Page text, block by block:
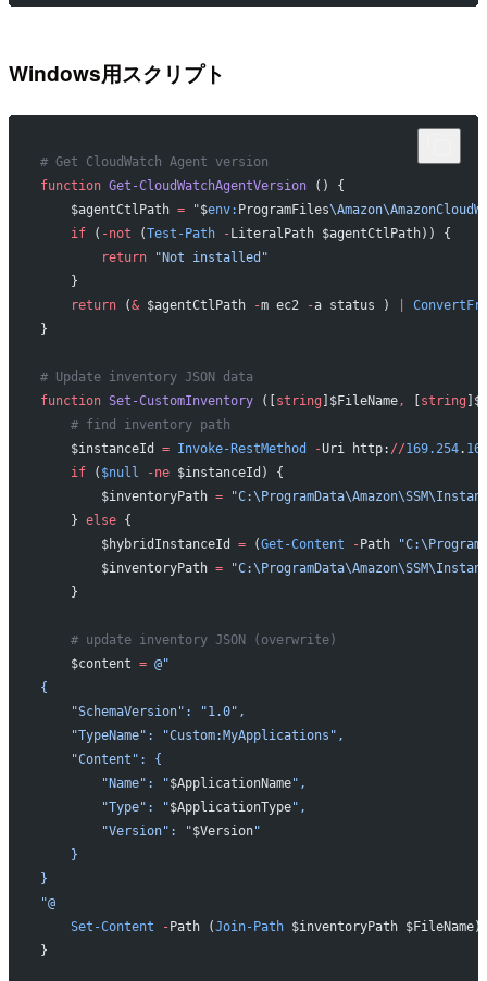
Windows用スクリプト
# Get CloudWatch Agent version
function Get-CloudWatchAgentVersion () {
    $agentCtlPath
= "$env: ProgramFiles
    if
( -not (Test-Path - LiteralPath $agentCtlPath)) {
        return
"Not installed"
    }
    return
(& $agentCtlPath -m ec2 -a status )
}
# Update inventory JSON data
function Set-CustomInventory ([ string]$FileName, string
    # find inventory path
    $instanceId
= Invoke-RestMethod -Uri http: //169.254.
    if
( $null -ne $instanceId) {
        $inventoryPath
=
    }
else {
        $hybridInstanceId
= (Get-Content - Path
        $inventoryPath
=
    }
    # update inventory JSON (overwrite)
    $content
= @"
{
    "SchemaVersion": "1.0",
    "TypeName": "Custom:MyApplications",
    "Content": {
        "Name": "
$ApplicationName",
        "Type": "
$ApplicationType",
        "Version": "
$Version"
    }
}
"@
    Set-Content
- Path (Join-Path $inventoryPath
}